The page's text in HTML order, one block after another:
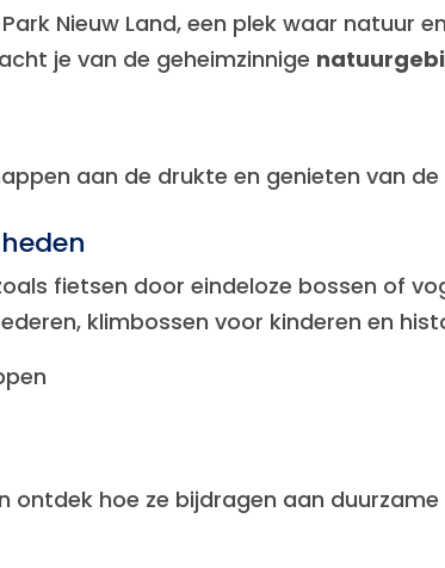
Nieuw Land, een plek waar
je van de geheimzinnige
aan de drukte en genieten van
fietsen door eindeloze bossen of
klimbossen voor kinderen en
ontdek hoe ze bijdragen aan